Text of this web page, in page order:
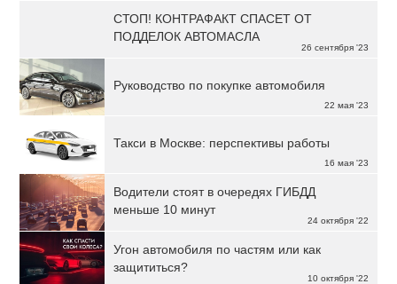
26 сентября '23
СТОП! КОНТРАФАКТ СПАСЕТ ОТ
ПОДДЕЛОК АВТОМАСЛА
22 мая '23
Руководство по покупке автомобиля
16 мая '23
Такси в Москве: перспективы работы
24 октября '22
Водители стоят в очередях ГИБДД
меньше 10 минут
10 октября '22
Угон автомобиля по частям или как
защититься?